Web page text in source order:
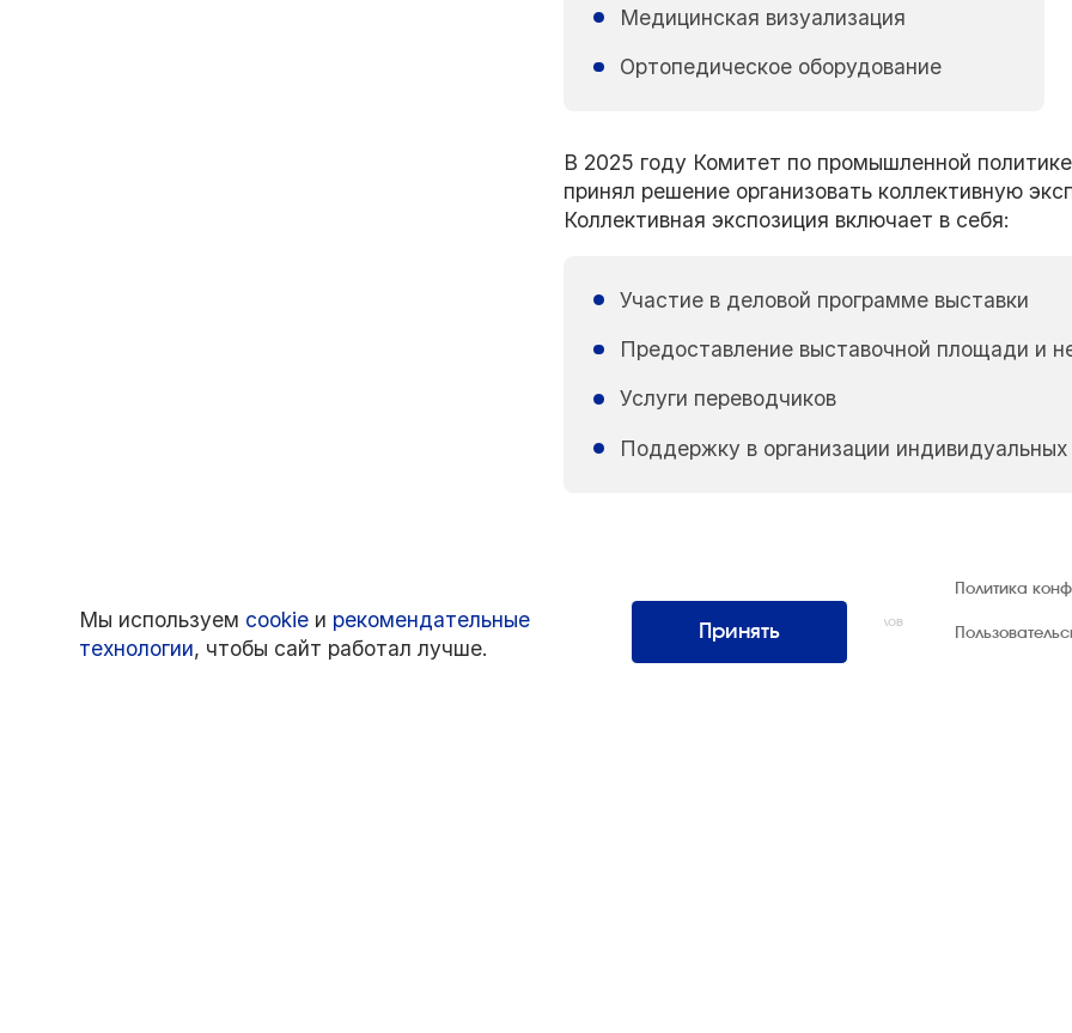
Медицинская визуализация
Ортопедическое оборудование
В 2025 году Комитет по промышленной
принял решение организовать коллективную
Коллективная экспозиция включает в себя:
Участие в деловой программе выставки
Предоставление выставочной площади и
Услуги переводчиков
Поддержку в организации
Интернэшнл»
Все права защищены. Использование материалов
возможно только со ссылкой на источник.
Политика
Мы используем cookie и рекомендательные
технологии, чтобы сайт работал лучше.
Принять